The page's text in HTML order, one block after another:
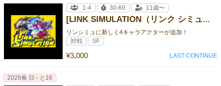
[LINK SIMULATION（リンク シミュレーション）追加キャラクターセット①]
リンシミュに新しく4キャラアクターが追加！
¥3,000
1-4
30-60 11歳〜
対戦 SF
LAST CONTINUE
2026春 日 - と16